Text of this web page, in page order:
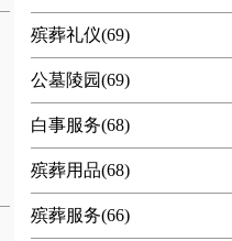
殡葬礼仪(69)
公墓陵园(69)
白事服务(68)
殡葬用品(68)
殡葬服务(66)